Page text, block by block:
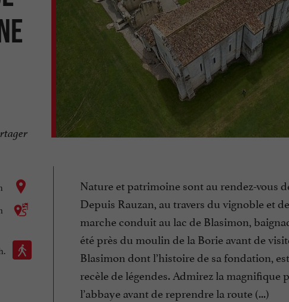
à pied :
Nature et patrimoine sont au rendez-vous
Depuis Rauzan, au travers du vignoble et
marche conduit au lac de Blasimon,
été près du moulin de la Borie avant de
Blasimon dont l’histoire de sa fondation,
recèle de légendes. Admirez la magnifique
l’abbaye avant de reprendre la route (...)